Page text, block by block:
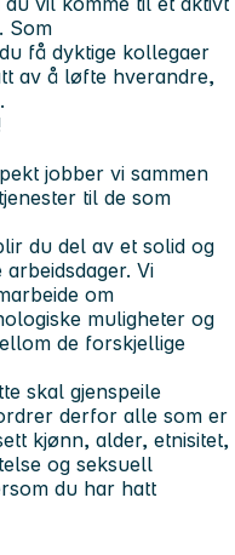
Som
få dyktige kollegaer
av å løfte hverandre,
jobber vi sammen
til de som
du del av et solid og
Vi
om
muligheter og
de forskjellige
skal gjenspeile
derfor alle som er
kjønn, alder, etnisitet,
og seksuell
du har hatt